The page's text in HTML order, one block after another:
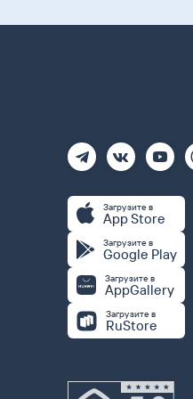
Загрузите в
App Store
Загрузите в
Google Play
Загрузите в
AppGallery
Загрузите в
RuStore